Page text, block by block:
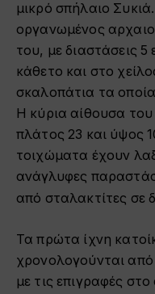
μικρό σπήλαιο
οργανωμένος
του, με διαστάσεις 5
κάθετο και στο
σκαλοπάτια τα
Η κύρια αίθουσα
πλάτος 23 και ύψος
τοιχώματα έχουν
ανάγλυφες
από σταλακτίτες σε
Τα πρώτα ίχνη
χρονολογούνται
με τις επιγραφές